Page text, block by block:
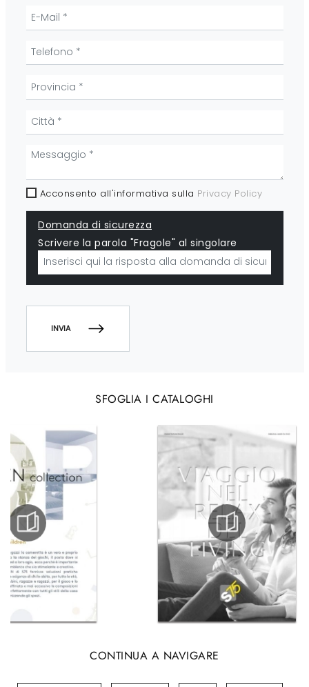
SFOGLIA I CATALOGHI
CONTINUA A NAVIGARE
Acconsento all'informativa sulla Privacy Policy
Domanda di sicurezza
Scrivere la parola "Fragole" al singolare
INVIA